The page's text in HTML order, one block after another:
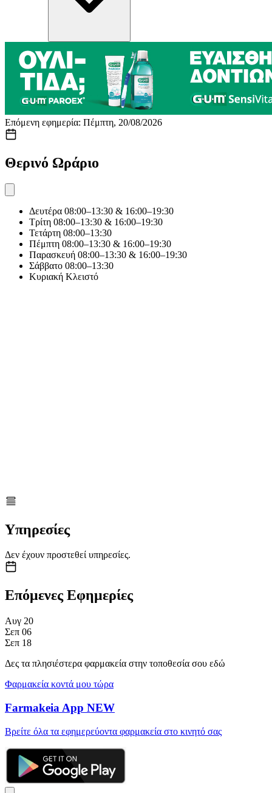
Επόμενη εφημερία: Πέμπτη, 20/08/2026
Θερινό Ωράριο
Δευτέρα 08:00–13:30 & 16:00–19:30
Τρίτη 08:00–13:30 & 16:00–19:30
Τετάρτη 08:00–13:30
Πέμπτη 08:00–13:30 & 16:00–19:30
Παρασκευή 08:00–13:30 & 16:00–19:30
Σάββατο 08:00–13:30
Κυριακή Κλειστό
Υπηρεσίες
Δεν έχουν προστεθεί υπηρεσίες.
Επόμενες Εφημερίες
Αυγ 20
Σεπ 06
Σεπ 18
Δες τα πλησιέστερα φαρμακεία στην τοποθεσία σου εδώ
Φαρμακεία κοντά μου τώρα
Farmakeia App NEW
Βρείτε όλα τα εφημερεύοντα φαρμακεία στο κινητό σας